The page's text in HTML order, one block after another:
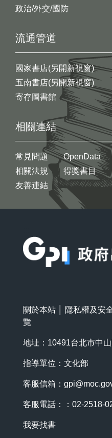
政治/外交/國防
流通管道
國家書店(另開新視窗)
五南書店(另開新視窗)
寄存圖書館
相關連結
常見問題
相關法規
友善連結
OpenData
得獎書目
關於本站 隱私權及安
覽
地址：10491台北市中
指導單位：文化部
客服信箱：
客服電話：：02-2518-
我要找書